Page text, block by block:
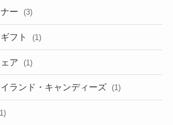
ー (3)
フト (1)
ア (1)
ランド・キャンディーズ (1)